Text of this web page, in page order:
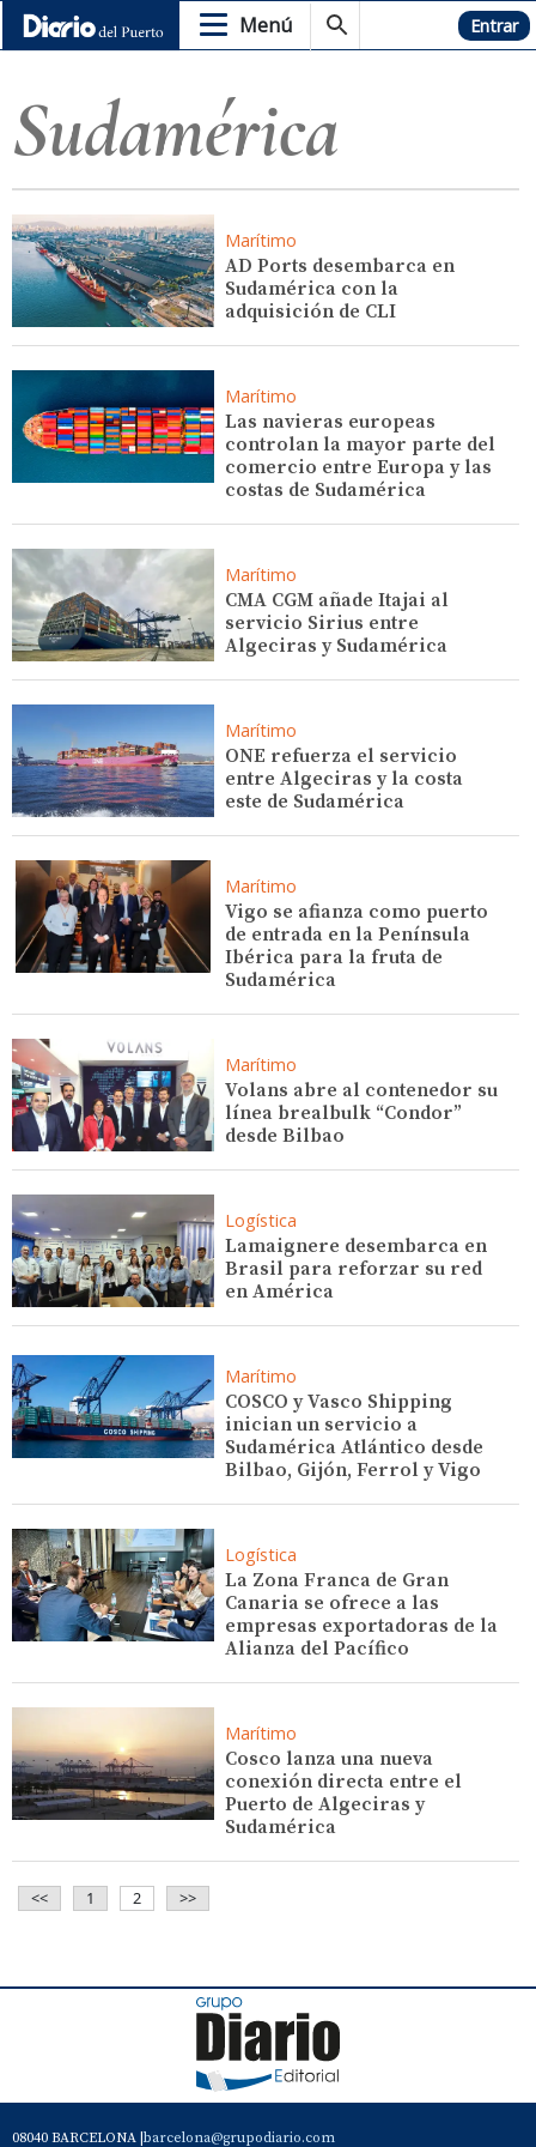
Menú Hemeroteca Entrar
Sudamérica
Marítimo
AD Ports desembarca en
Sudamérica con la
adquisición de CLI
Marítimo
Las navieras europeas
controlan la mayor parte del
comercio entre Europa y las
costas de Sudamérica
Marítimo
CMA CGM añade Itajai al
servicio Sirius entre
Algeciras y Sudamérica
Marítimo
ONE refuerza el servicio
entre Algeciras y la costa
este de Sudamérica
Marítimo
Vigo se afianza como puerto
de entrada en la Península
Ibérica para la fruta de
Sudamérica
Marítimo
Volans abre al contenedor su
línea brealbulk “Condor”
desde Bilbao
Logística
Lamaignere desembarca en
Brasil para reforzar su red
en América
Marítimo
COSCO y Vasco Shipping
inician un servicio a
Sudamérica Atlántico desde
Bilbao, Gijón, Ferrol y Vigo
Logística
La Zona Franca de Gran
Canaria se ofrece a las
empresas exportadoras de la
Alianza del Pacífico
Marítimo
Cosco lanza una nueva
conexión directa entre el
Puerto de Algeciras y
Sudamérica
<< 1 2 >>
08040 BARCELONA | barcelona@grupodiario.com